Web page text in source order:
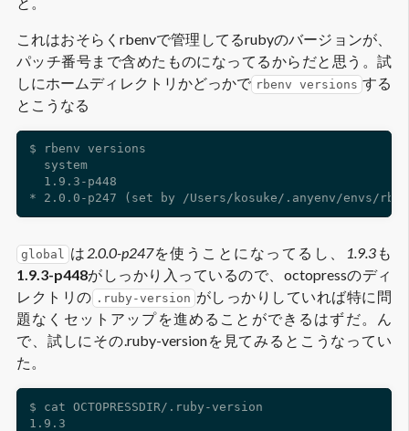
これはおそらくrbenvで管理してるrubyのバージョンが、
パッチ番号まで含めたものになってるからだと思う。試
しにホームディレクトリかどっかで rbenv versions する
とこうなる
$ rbenv versions
  system
  1.9.3-p448
global は 2.0.0-p247を使うことになってるし、 1.9.3も
1.9.3-p448がしっかり入っているので、octopressのディ
レクトリの .ruby-version がしっかりしていれば特に問
題なくセットアップを進めることができるはずだ。ん
で、試しにその.ruby-versionを見てみるとこうなってい
た。
$ cat OCTOPRESSDIR/.ruby-version